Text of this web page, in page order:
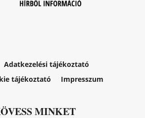
Adatkezelési tájékoztató
tájékoztató
Impresszum
MINKET